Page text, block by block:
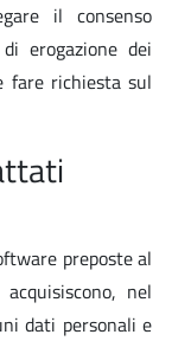
il consenso
erogazione dei
fare richiesta sul
preposte al
nel
dati personali e